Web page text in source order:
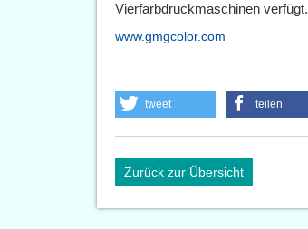
Vierfarbdruckmaschinen verfügt.
www.gmgcolor.com
tweet teilen
Zurück zur Übersicht